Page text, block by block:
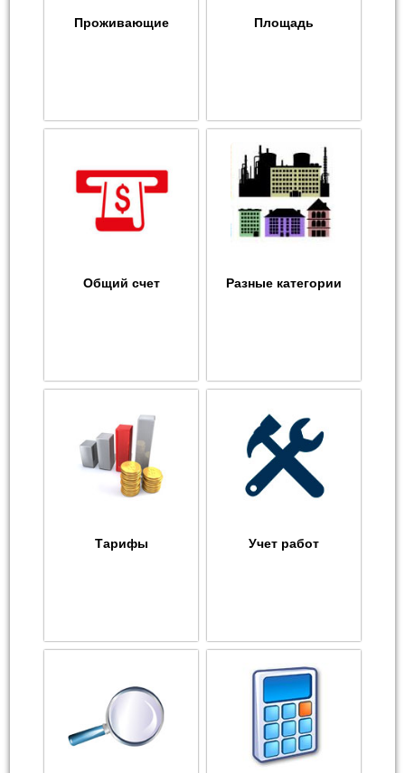
Проживающие Площадь
Общий счет Разные категории
Тарифы Учет работ